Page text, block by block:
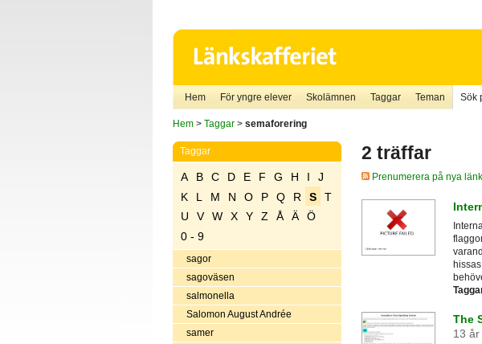
Hem För yngre elever Skolämnen Taggar Teman Sök
Hem> Taggar> semaforering
Taggar
A B C D E F G H I
J
K
L M N O P Q R S
T
U
V W X Y Z Å Ä
Ö
0 - 9
sagor
sagoväsen
salmonella
Salomon August Andrée
samer
2 träffar
Prenumerera på nya
The
13 år